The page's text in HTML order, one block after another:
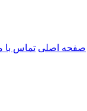
صفحه اصلی تماس با